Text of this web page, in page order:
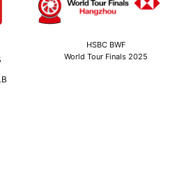
HSBC BWF
World Tour Finals 2025